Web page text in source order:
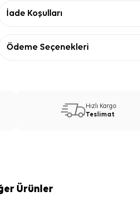
Ürün Detayları
Özellik
Form
Kare eşarp
Yıkama ve bakım için ürün etiketindeki
İade Koşulları
Ödeme Seçenekleri
Hızlı Kargo
Teslimat
Ürünler